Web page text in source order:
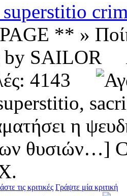
superstitio
** »
by
4143
η
θυσιών…]
τις κριτικές Γράψτε μία κριτική